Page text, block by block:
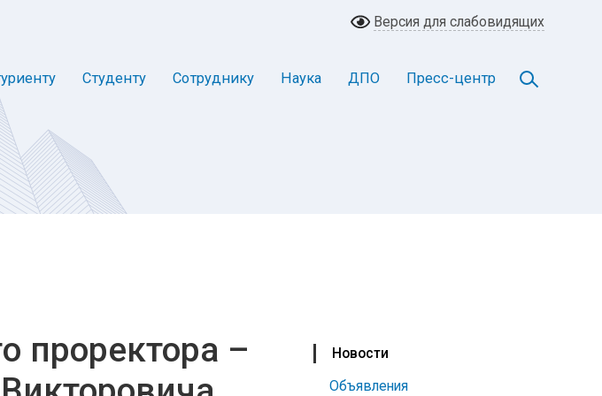
Версия для слабовидящих
Студенту Сотруднику Наука ДПО Пресс-центр
Новости
Объявления
проректора –